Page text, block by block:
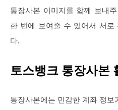
통장사본 이미지를 함께 보내
한 번에 보여줄 수 있어서 서로
다.
토스뱅크 통장사본
통장사본에는 민감한 계좌 정